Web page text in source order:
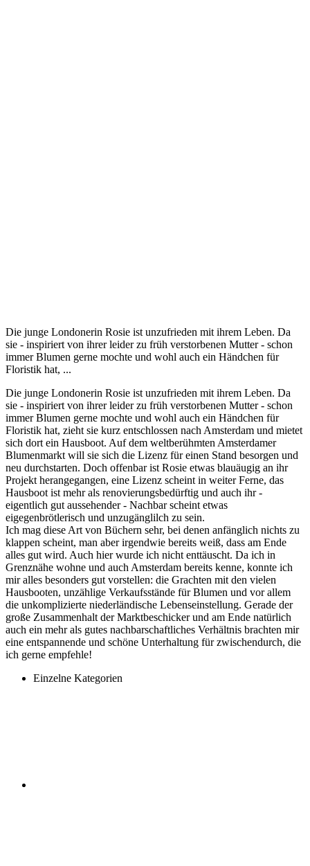
Die junge Londonerin Rosie ist unzufrieden mit ihrem Leben. Da
sie - inspiriert von ihrer leider zu früh verstorbenen Mutter - schon
immer Blumen gerne mochte und wohl auch ein Händchen für
Floristik hat, ...
Die junge Londonerin Rosie ist unzufrieden mit ihrem Leben. Da
sie - inspiriert von ihrer leider zu früh verstorbenen Mutter - schon
immer Blumen gerne mochte und wohl auch ein Händchen für
Floristik hat, zieht sie kurz entschlossen nach Amsterdam und mietet
sich dort ein Hausboot. Auf dem weltberühmten Amsterdamer
Blumenmarkt will sie sich die Lizenz für einen Stand besorgen und
neu durchstarten. Doch offenbar ist Rosie etwas blauäugig an ihr
Projekt herangegangen, eine Lizenz scheint in weiter Ferne, das
Hausboot ist mehr als renovierungsbedürftig und auch ihr -
eigentlich gut aussehender - Nachbar scheint etwas
eigegenbrötlerisch und unzugänglilch zu sein.
Ich mag diese Art von Büchern sehr, bei denen anfänglich nichts zu
klappen scheint, man aber irgendwie bereits weiß, dass am Ende
alles gut wird. Auch hier wurde ich nicht enttäuscht. Da ich in
Grenznähe wohne und auch Amsterdam bereits kenne, konnte ich
mir alles besonders gut vorstellen: die Grachten mit den vielen
Hausbooten, unzählige Verkaufsstände für Blumen und vor allem
die unkomplizierte niederländische Lebenseinstellung. Gerade der
große Zusammenhalt der Marktbeschicker und am Ende natürlich
auch ein mehr als gutes nachbarschaftliches Verhältnis brachten mir
eine entspannende und schöne Unterhaltung für zwischendurch, die
ich gerne empfehle!
Einzelne Kategorien